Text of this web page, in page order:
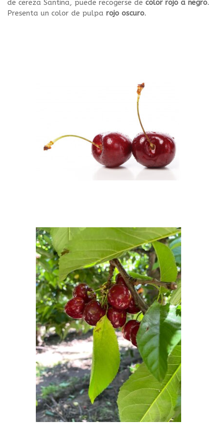
de cereza Santina, puede recogerse de color rojo a negro.
Presenta un color de pulpa rojo oscuro.